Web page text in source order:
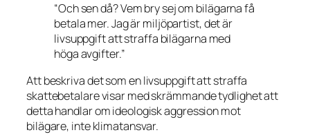
“Och sen då? Vem bry sej om bilägarna få
betala mer. Jag är miljöpartist, det är
livsuppgift att straffa bilägarna med
högaavgifter.”
Att beskriva det som enlivsuppgift att straffa
skattebetalare visar med skrämmande tydlighet att
detta handlar om ideologisk aggression mot
bilägare, inte klimatansvar.